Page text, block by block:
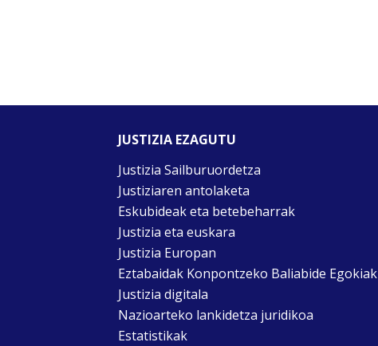
JUSTIZIA EZAGUTU
Justizia Sailburuordetza
Justiziaren antolaketa
Eskubideak eta betebeharrak
Justizia eta euskara
Justizia Europan
Eztabaidak Konpontzeko Baliabide Egokiak
Justizia digitala
Nazioarteko lankidetza juridikoa
Estatistikak